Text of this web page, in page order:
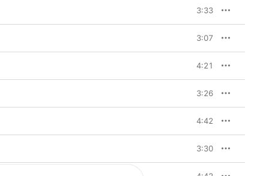
3:33
3:07
4:21
3:26
4:42
3:30